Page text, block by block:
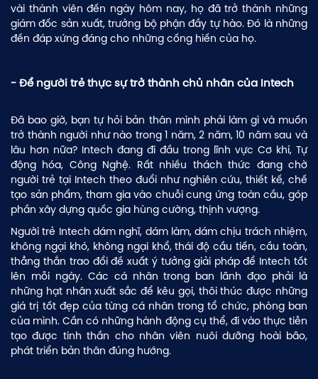
vài thành viên đến ngày hôm nay, họ đã trở thành những
giám đốc sản xuất, trưởng bộ phận đầy tự hào. Đó là những
đền đáp xứng đáng cho những cống hiến của họ.
- Để người trẻ thực sự trở thành chủ nhân của Intech
Đã bao giờ, bạn tự hỏi bản thân mình phải làm gì và muốn
trở thành người như nào trong 1 năm, 2 năm, 10 năm sau và
lâu hơn nữa? Intech đang đi đầu trong lĩnh vực Cơ khí, Tự
động hóa, Công Nghệ. Rất nhiều thách thức đang chờ
người trẻ tại Intech theo đuổi như nghiên cứu, thiết kế, chế
tạo sản phẩm, tham gia vào chuỗi cung ứng toàn cầu, góp
phần xây dựng quốc gia hùng cường, thịnh vượng.
Người trẻ Intech dám nghĩ, dám làm, dám chịu trách nhiệm,
không ngại khó, không ngại khổ, thái độ cầu tiến, cầu toàn,
thẳng thắn trao đổi đề xuất ý tưởng giải pháp để Intech tốt
lên mỗi ngày. Các cá nhân trong ban lãnh đạo phải là
những hạt nhân xuất sắc để kêu gọi, thôi thúc được những
giá trị tốt đẹp của từng cá nhân trong tổ chức, phòng ban
của mình. Cần có những hành động cụ thể, đi vào thực tiễn
tạo được tinh thần cho nhân viên nuôi dưỡng hoài bão,
phát triển bản thân đúng hướng.